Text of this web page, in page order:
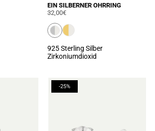
EIN SILBERNER OHRRING
32,00€
925 Sterling Silber
Zirkoniumdioxid
-25%